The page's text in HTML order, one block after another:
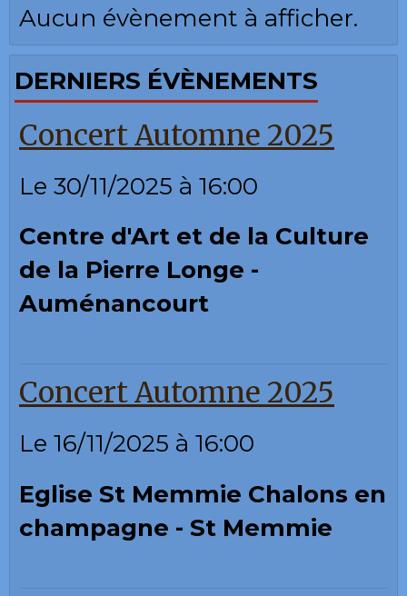
Aucun évènement à afficher.
DERNIERS ÉVÈNEMENTS
Concert Automne 2025
Le 30/11/2025 à 16:00
Centre d'Art et de la Culture
de la Pierre Longe -
Auménancourt
Concert Automne 2025
Le 16/11/2025 à 16:00
Eglise St Memmie Chalons en
champagne - St Memmie